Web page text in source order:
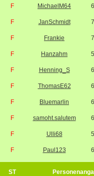
F MichaelM64
F JanSchmidt
F Frankie
F Hanzahm
F Henning_S
F ThomasE62
F Bluemarlin
F samoht.salutem
F Ulli68
F Paul123
ST